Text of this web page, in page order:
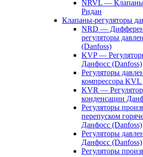
NRVL — Клапаны
Ридан
Клапаны-регуляторы
NRD —
регуляторы
(Danfoss)
KVP —
Данфосс (Danfoss)
Регуляторы
компрессора
KVR —
конденсации
Регуляторы
перепуском
Данфосс (Danfoss)
Регуляторы
Данфосс (Danfoss)
Регуляторы